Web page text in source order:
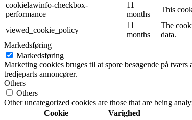
cookielawinfo-checkbox-
performance
11
months
This
viewed_cookie_policy
11
months
The
data.
Markedsføring
Markedsføring
Marketing cookies bruges til at spore besøgende på
tredjeparts annoncører.
Others
Others
Other uncategorized cookies are those that are being
Cookie
Varighed